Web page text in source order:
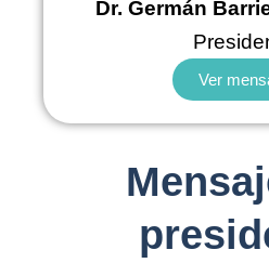
Dr. Germán
Ver